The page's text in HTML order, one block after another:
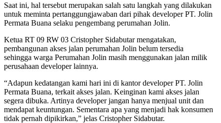
Saat ini, hal tersebut merupakan salah satu langkah yang dilakukan
untuk meminta pertanggungjawaban dari pihak developer PT. Jolin
Permata Buana selaku pengembang perumahan Jolin.
Ketua RT 09 RW 03 Cristopher Sidabutar mengatakan,
pembangunan akses jalan perumahan Jolin belum tersedia
sehingga warga Perumahan Jolin masih menggunakan jalan milik
perusahaan developer lainnya.
“Adapun kedatangan kami hari ini di kantor developer PT. Jolin
Permata Buana, terkait akses jalan. Keinginan kami akses jalan
segera dibuka. Artinya developer jangan hanya menjual unit dan
mendapat keuntungan. Sementara apa yang menjadi hak konsumen
tidak pernah dipikirkan,” jelas Cristopher Sidabutar.